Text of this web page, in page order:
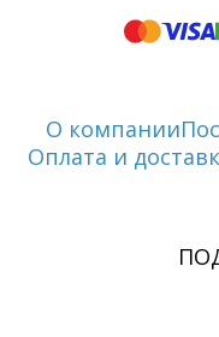
О компании
Оплата и